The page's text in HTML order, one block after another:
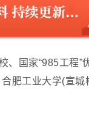
、国家“985工程”
肥工业大学(宣城